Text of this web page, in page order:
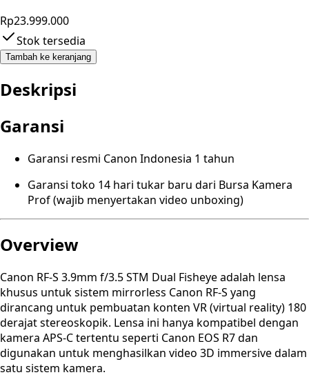
Rp23.999.000
Stok tersedia
Tambah ke keranjang
Deskripsi
Garansi
Garansi resmi Canon Indonesia 1 tahun
Garansi toko 14 hari tukar baru dari Bursa Kamera
Prof (wajib menyertakan video unboxing)
Overview
Canon RF-S 3.9mm f/3.5 STM Dual Fisheye adalah lensa
khusus untuk sistem mirrorless Canon RF-S yang
dirancang untuk pembuatan konten VR (virtual reality) 180
derajat stereoskopik. Lensa ini hanya kompatibel dengan
kamera APS-C tertentu seperti Canon EOS R7 dan
digunakan untuk menghasilkan video 3D immersive dalam
satu sistem kamera.